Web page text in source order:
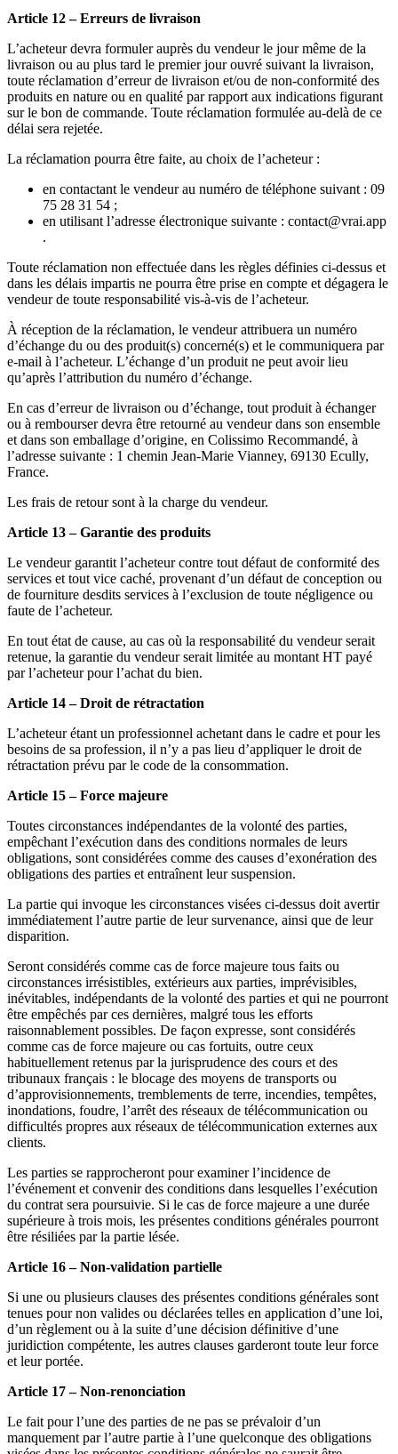
Article 12 – Erreurs de livraison
L’acheteur devra formuler auprès du vendeur le jour même de la
livraison ou au plus tard le premier jour ouvré suivant la livraison,
toute réclamation d’erreur de livraison et/ou de non-conformité des
produits en nature ou en qualité par rapport aux indications figurant
sur le bon de commande. Toute réclamation formulée au-delà de ce
délai sera rejetée.
La réclamation pourra être faite, au choix de l’acheteur :
en contactant le vendeur au numéro de téléphone suivant : 09
75 28 31 54 ;
en utilisant l’adresse électronique suivante : contact@vrai.app
.
Toute réclamation non effectuée dans les règles définies ci-dessus et
dans les délais impartis ne pourra être prise en compte et dégagera le
vendeur de toute responsabilité vis-à-vis de l’acheteur.
À réception de la réclamation, le vendeur attribuera un numéro
d’échange du ou des produit(s) concerné(s) et le communiquera par
e-mail à l’acheteur. L’échange d’un produit ne peut avoir lieu
qu’après l’attribution du numéro d’échange.
En cas d’erreur de livraison ou d’échange, tout produit à échanger
ou à rembourser devra être retourné au vendeur dans son ensemble
et dans son emballage d’origine, en Colissimo Recommandé, à
l’adresse suivante : 1 chemin Jean-Marie Vianney, 69130 Ecully,
France.
Les frais de retour sont à la charge du vendeur.
Article 13 – Garantie des produits
Le vendeur garantit l’acheteur contre tout défaut de conformité des
services et tout vice caché, provenant d’un défaut de conception ou
de fourniture desdits services à l’exclusion de toute négligence ou
faute de l’acheteur.
En tout état de cause, au cas où la responsabilité du vendeur serait
retenue, la garantie du vendeur serait limitée au montant HT payé
par l’acheteur pour l’achat du bien.
Article 14 – Droit de rétractation
L’acheteur étant un professionnel achetant dans le cadre et pour les
besoins de sa profession, il n’y a pas lieu d’appliquer le droit de
rétractation prévu par le code de la consommation.
Article 15 – Force majeure
Toutes circonstances indépendantes de la volonté des parties,
empêchant l’exécution dans des conditions normales de leurs
obligations, sont considérées comme des causes d’exonération des
obligations des parties et entraînent leur suspension.
La partie qui invoque les circonstances visées ci-dessus doit avertir
immédiatement l’autre partie de leur survenance, ainsi que de leur
disparition.
Seront considérés comme cas de force majeure tous faits ou
circonstances irrésistibles, extérieurs aux parties, imprévisibles,
inévitables, indépendants de la volonté des parties et qui ne pourront
être empêchés par ces dernières, malgré tous les efforts
raisonnablement possibles. De façon expresse, sont considérés
comme cas de force majeure ou cas fortuits, outre ceux
habituellement retenus par la jurisprudence des cours et des
tribunaux français : le blocage des moyens de transports ou
d’approvisionnements, tremblements de terre, incendies, tempêtes,
inondations, foudre, l’arrêt des réseaux de télécommunication ou
difficultés propres aux réseaux de télécommunication externes aux
clients.
Les parties se rapprocheront pour examiner l’incidence de
l’événement et convenir des conditions dans lesquelles l’exécution
du contrat sera poursuivie. Si le cas de force majeure a une durée
supérieure à trois mois, les présentes conditions générales pourront
être résiliées par la partie lésée.
Article 16 – Non-validation partielle
Si une ou plusieurs clauses des présentes conditions générales sont
tenues pour non valides ou déclarées telles en application d’une loi,
d’un règlement ou à la suite d’une décision définitive d’une
juridiction compétente, les autres clauses garderont toute leur force
et leur portée.
Article 17 – Non-renonciation
Le fait pour l’une des parties de ne pas se prévaloir d’un
manquement par l’autre partie à l’une quelconque des obligations